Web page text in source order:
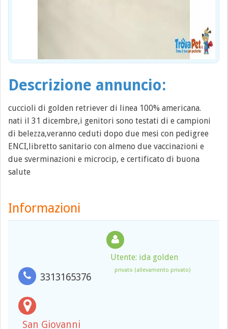
Descrizione annuncio:
cuccioli di golden retriever di linea 100% americana.
nati il 31 dicembre,i genitori sono testati di e campioni
di belezza,veranno ceduti dopo due mesi con pedigree
ENCI,libretto sanitario con almeno due vaccinazioni e
due sverminazioni e microcip, e certificato di buona
salute
Informazioni
3313165376
Utente: ida golden
privato (allevamento privato)
San Giovanni